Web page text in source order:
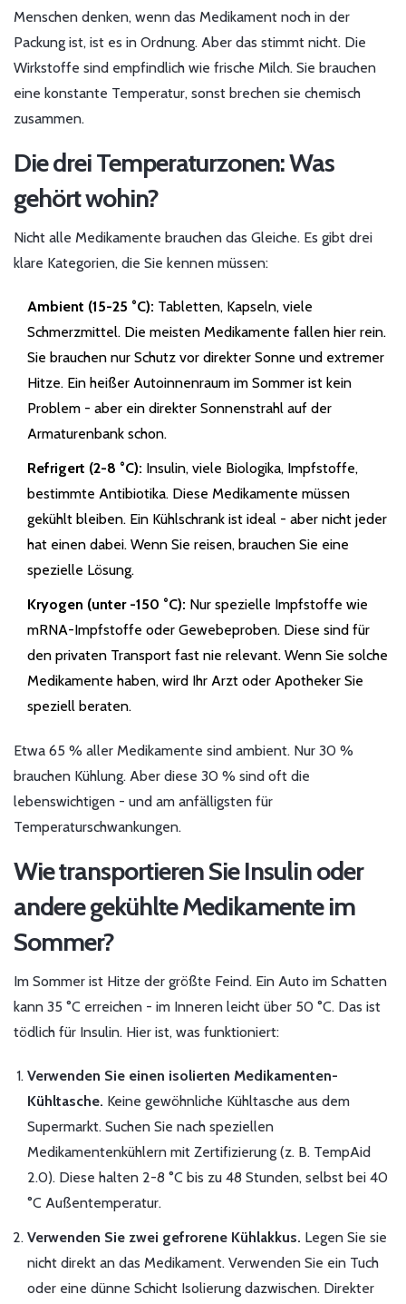
Menschen denken, wenn das Medikament noch in der
Packung ist, ist es in Ordnung. Aber das stimmt nicht. Die
Wirkstoffe sind empfindlich wie frische Milch. Sie brauchen
eine konstante Temperatur, sonst brechen sie chemisch
zusammen.
Die drei Temperaturzonen: Was
gehört wohin?
Nicht alle Medikamente brauchen das Gleiche. Es gibt drei
klare Kategorien, die Sie kennen müssen:
Ambient (15-25 °C): Tabletten, Kapseln, viele
Schmerzmittel. Die meisten Medikamente fallen hier rein.
Sie brauchen nur Schutz vor direkter Sonne und extremer
Hitze. Ein heißer Autoinnenraum im Sommer ist kein
Problem - aber ein direkter Sonnenstrahl auf der
Armaturenbank schon.
Refrigert (2-8 °C): Insulin, viele Biologika, Impfstoffe,
bestimmte Antibiotika. Diese Medikamente müssen
gekühlt bleiben. Ein Kühlschrank ist ideal - aber nicht jeder
hat einen dabei. Wenn Sie reisen, brauchen Sie eine
spezielle Lösung.
Kryogen (unter -150 °C): Nur spezielle Impfstoffe wie
mRNA-Impfstoffe oder Gewebeproben. Diese sind für
den privaten Transport fast nie relevant. Wenn Sie solche
Medikamente haben, wird Ihr Arzt oder Apotheker Sie
speziell beraten.
Etwa 65 % aller Medikamente sind ambient. Nur 30 %
brauchen Kühlung. Aber diese 30 % sind oft die
lebenswichtigen - und am anfälligsten für
Temperaturschwankungen.
Wie transportieren Sie Insulin oder
andere gekühlte Medikamente im
Sommer?
Im Sommer ist Hitze der größte Feind. Ein Auto im Schatten
kann 35 °C erreichen - im Inneren leicht über 50 °C. Das ist
tödlich für Insulin. Hier ist, was funktioniert:
Verwenden Sie einen isolierten Medikamenten-
Kühltasche. Keine gewöhnliche Kühltasche aus dem
Supermarkt. Suchen Sie nach speziellen
Medikamentenkühlern mit Zertifizierung (z. B. TempAid
2.0). Diese halten 2-8 °C bis zu 48 Stunden, selbst bei 40
°C Außentemperatur.
Verwenden Sie zwei gefrorene Kühlakkus. Legen Sie sie
nicht direkt an das Medikament. Verwenden Sie ein Tuch
oder eine dünne Schicht Isolierung dazwischen. Direkter